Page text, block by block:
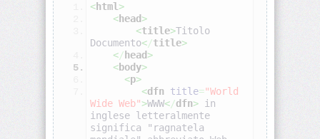
<a>
<abbr>
<acronym>
<html >
<head>
<title>Titolo
Documento</title>
</ head>
<body>
<p>
<dfn title="World
Wide Web">WWW</dfn> in
inglese letteralmente
significa "ragnatela